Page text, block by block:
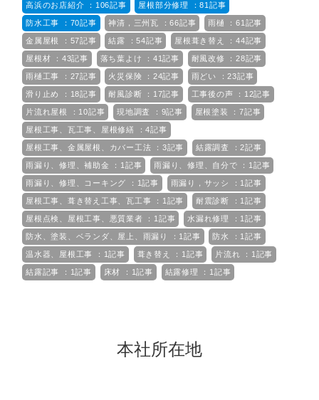
高浜のお店紹介 ：106記事 屋根部分修理 ：81記事
防水工事 ：70記事 神清，三州瓦 ：66記事 雨樋 ：61記事
金属屋根 ：57記事 結露 ：54記事 屋根葺き替え ：44記事
屋根材 ：43記事 落ち葉よけ ：41記事 耐風改修 ：28記事
雨樋工事 ：27記事 火災保険 ：24記事 雨どい ：23記事
滑り止め ：18記事 耐風診断 ：17記事 工事後の声 ：12記事
片流れ屋根 ：10記事 現地調査 ：9記事 屋根塗装 ：7記事
屋根工事、瓦工事、屋根修繕 ：4記事
屋根工事、金属屋根、カバー工法 ：3記事 結露調査 ：2記事
雨漏り、修理、補助金 ：1記事 雨漏り、修理、自分で ：1記事
雨漏り、修理、コーキング ：1記事 雨漏り，サッシ ：1記事
屋根工事、葺き替え工事、瓦工事 ：1記事 耐震診断 ：1記事
屋根点検、屋根工事、悪質業者 ：1記事 水漏れ修理 ：1記事
防水、塗装、ベランダ、屋上、雨漏り ：1記事 防水 ：1記事
温水器、屋根工事 ：1記事 葺き替え ：1記事 片流れ ：1記事
結露記事 ：1記事 床材 ：1記事 結露修理 ：1記事
本社所在地